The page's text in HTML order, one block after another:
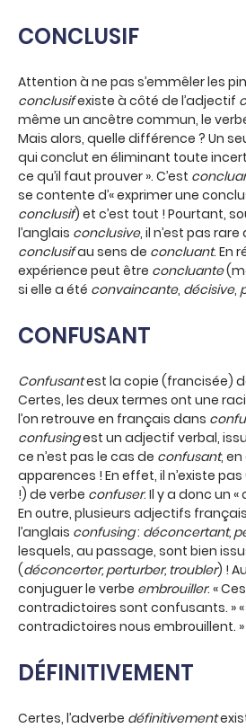
CONCLUSIF
Attention à ne pas s’emmêler les
conclusifexiste à côté de l’adjectif
même un ancêtre commun, le
Mais alors, quelle différence ? Un
qui conclut en éliminant toute
ce qu’il faut prouver ». C’est
se contente d’« exprimer une
conclusif) et c’est tout ! Pourtant,
l’anglais conclusive, il n’est pas
conclusifau sens de concluant. En
expérience peut être concluante
si elle a été convaincante, décisive,
CONFUSANT
Confusantest la copie (francisée)
Certes, les deux termes ont une
l’on retrouve en français dans
confusingest un adjectif verbal,
ce n’est pas le cas de confusant,
apparences ! En effet, il n’existe
!) de verbe confuser. Il y a donc un
En outre, plusieurs adjectifs
l’anglais confusing: déconcertant,
lesquels, au passage, sont bien
(déconcerter, perturber, troubler) !
conjuguer le verbe embrouiller. «
contradictoires sont confusants. » «
contradictoires nous embrouillent. »
DÉFINITIVEMENT
Certes, l’adverbe définitivement